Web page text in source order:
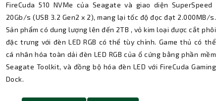
FireCuda 510 NVMe của Seagate và giao diện SuperSpeed ​​
20Gb/s (USB 3.2 Gen2 x 2), mang lại tốc độ đọc đạt 2.000MB/s.
Sản phẩm có dung lượng lên đến 2TB , vỏ kim loại được cắt phôi
đặc trưng với đèn LED RGB có thể tùy chỉnh. Game thủ có thể
cá nhân hóa toàn dải đèn LED RGB của ổ cứng bằng phần mềm
Seagate Toolkit, và đồng bộ hóa đèn LED với FireCuda Gaming
Dock.